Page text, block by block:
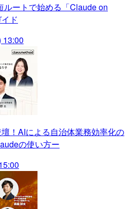
ルートで始める「Claude on
ド
13:00
壇！AIによる自治体業務効率化の
の使い方ー